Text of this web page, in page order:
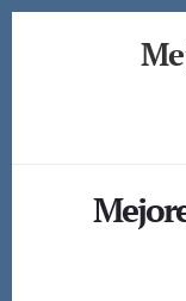
profesionales